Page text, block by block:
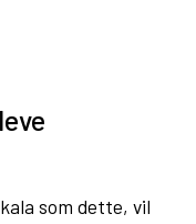
som dette, vil